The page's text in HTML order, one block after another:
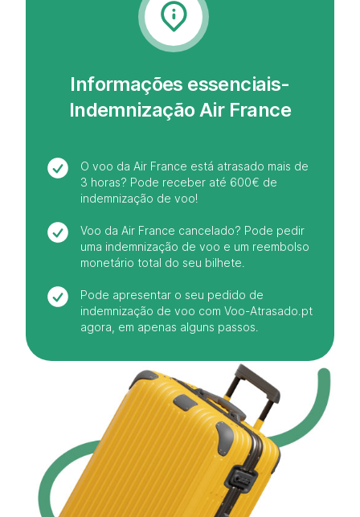
Informações essenciais-
Indemnização Air France
O voo da Air France está atrasado mais de
3 horas? Pode receber até 600€ de
indemnização de voo!
Voo da Air France cancelado? Pode pedir
uma indemnização de voo e um reembolso
monetário total do seu bilhete.
Pode apresentar o seu pedido de
indemnização de voo com Voo-Atrasado.pt
agora, em apenas alguns passos.